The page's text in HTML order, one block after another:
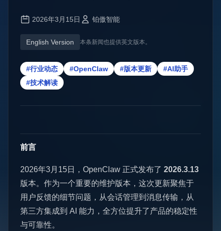
2026年3月15日 铂傲智能
English Version 本条新闻也提供英文版本。
#行业动态 #OpenClaw #版本更新
#AI助手
#技术解读
前言
2026年3月15日，OpenClaw 正式发布了 2026.3.13
版本。作为一个重要的维护版本，这次更新聚焦于
用户反馈的细节问题，从会话管理到消息传输，从
第三方集成到 AI 能力，全方位提升了产品的稳定性
与可靠性。